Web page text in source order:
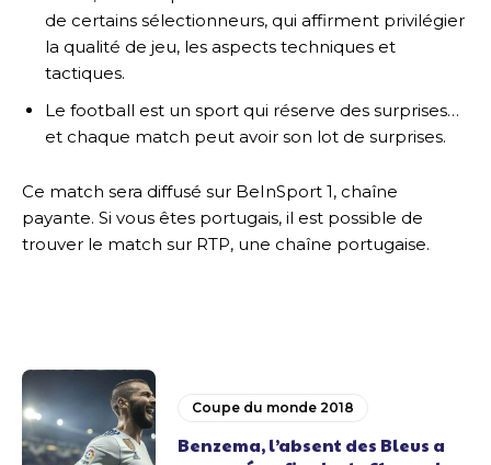
de certains sélectionneurs, qui affirment privilégier
la qualité de jeu, les aspects techniques et
tactiques.
Le football est un sport qui réserve des surprises…
et chaque match peut avoir son lot de surprises.
Ce match sera diffusé sur BeInSport 1, chaîne
payante. Si vous êtes portugais, il est possible de
trouver le match sur RTP, une chaîne portugaise.
Coupe du monde 2018
Benzema, l’absent des Bleus a